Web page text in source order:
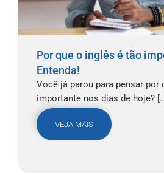
Por que o inglês é tão
Entenda!
Você já parou para pensar por
importante nos dias de hoje?
VEJA MAIS